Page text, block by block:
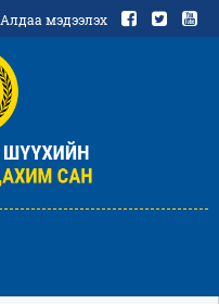
Алдаа мэдээлэх